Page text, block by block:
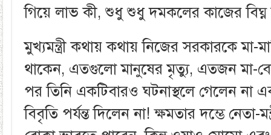
গিয়ে লাভ কী, শুধু শুধু দমকলের কাজের বিঘ্ন
মুখ্যমন্ত্রী কথায় কথায় নিজের সরকারকে মা-
থাকেন, এতগুলো মানুষের মৃত্যু, এতজন মা-
পর তিনি একটিবারও ঘটনাস্থলে গেলেন না
বিবৃতি পর্যন্ত দিলেন না! ক্ষমতার দম্ভে নেতা-